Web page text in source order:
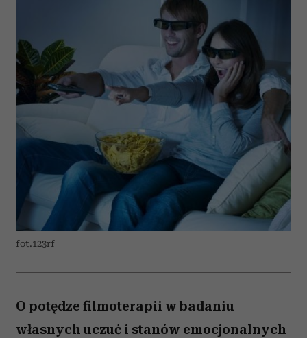
fot.123rf
O potędze filmoterapii w badaniu
własnych uczuć i stanów emocjonalnych